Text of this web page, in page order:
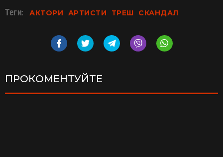
Теги: АКТОРИ АРТИСТИ ТРЕШ СКАНДАЛ
ПРОКОМЕНТУЙТЕ